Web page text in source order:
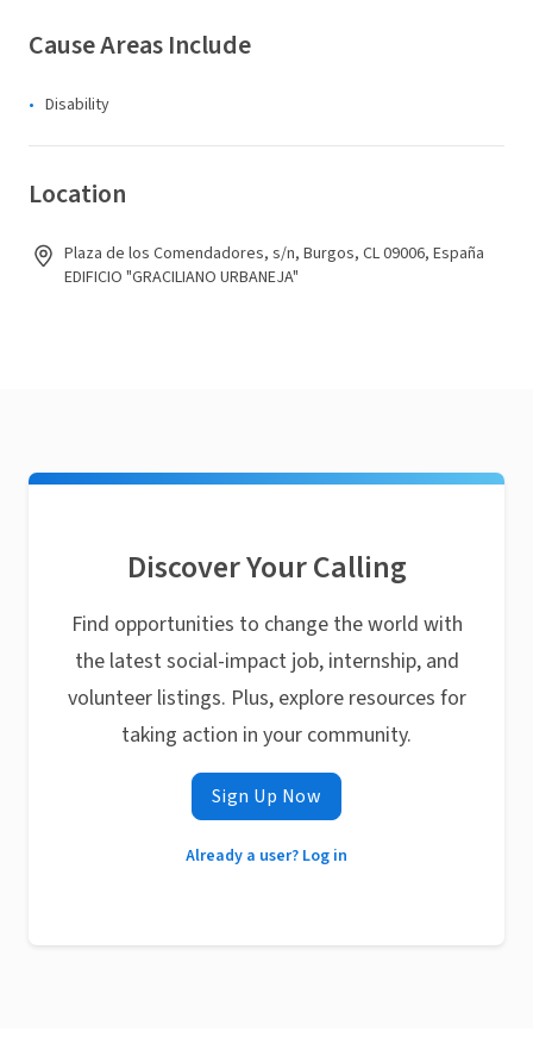
Cause Areas Include
Disability
Location
Plaza de los Comendadores, s/n, Burgos, CL 09006, España
EDIFICIO "GRACILIANO URBANEJA"
Discover Your Calling
Find opportunities to change the world with
the latest social-impact job, internship, and
volunteer listings. Plus, explore resources for
taking action in your community.
Sign Up Now
Already a user? Log in